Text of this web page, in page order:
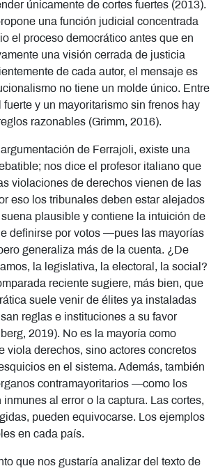
únicamente de cortes fuertes (2013).
una función judicial concentrada
el proceso democrático antes que en
una visión cerrada de justicia
de cada autor, el mensaje es
no tiene un molde único. Entre
y un mayoritarismo sin frenos hay
razonables (Grimm, 2016).
de Ferrajoli, existe una
nos dice el profesor italiano que
violaciones de derechos vienen de las
eso los tribunales deben estar alejados
plausible y contiene la intuición de
definirse por votos —pues las mayorías
generaliza más de la cuenta. ¿De
la legislativa, la electoral, la social?
reciente sugiere, más bien, que
suele venir de élites ya instaladas
reglas e instituciones a su favor
2019). No es la mayoría como
viola derechos, sino actores concretos
en el sistema. Además, también
contramayoritarios —como los
al error o la captura. Las cortes,
pueden equivocarse. Los ejemplos
en cada país.
que nos gustaría analizar del texto de